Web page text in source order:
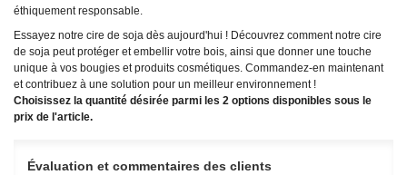
éthiquement responsable.
Essayez notre cire de soja dès aujourd'hui ! Découvrez comment notre cire
de soja peut protéger et embellir votre bois, ainsi que donner une touche
unique à vos bougies et produits cosmétiques. Commandez-en maintenant
et contribuez à une solution pour un meilleur environnement !
Choisissez la quantité désirée parmi les 2 options disponibles sous le
prix de l'article.
Évaluation et commentaires des clients